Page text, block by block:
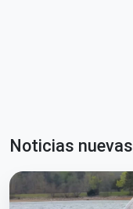
Noticias nuevas